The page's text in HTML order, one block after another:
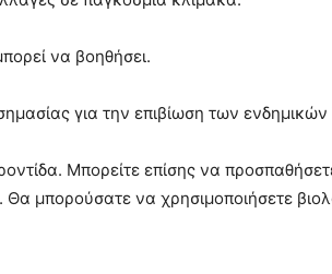
να βοηθήσει.
για την επιβίωση των
Μπορείτε επίσης να
μπορούσατε να χρησιμοποιήσετε